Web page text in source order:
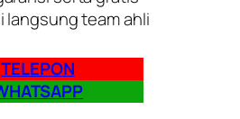
langsung team ahli
TELEPON